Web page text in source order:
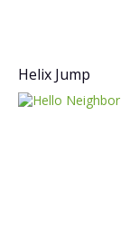
Helix Jump